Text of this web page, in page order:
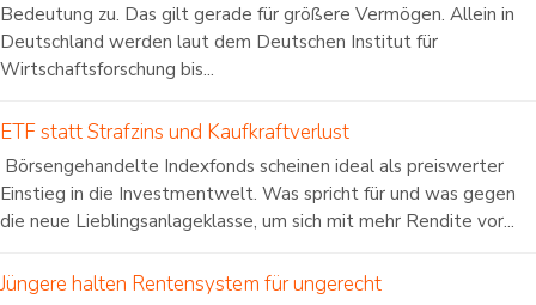
Bedeutung zu. Das gilt gerade für größere Vermögen. Allein in
Deutschland werden laut dem Deutschen Institut für
Wirtschaftsforschung bis...
ETF statt Strafzins und Kaufkraftverlust
Börsengehandelte Indexfonds scheinen ideal als preiswerter
Einstieg in die Investmentwelt. Was spricht für und was gegen
die neue Lieblingsanlageklasse, um sich mit mehr Rendite vor...
Jüngere halten Rentensystem für ungerecht